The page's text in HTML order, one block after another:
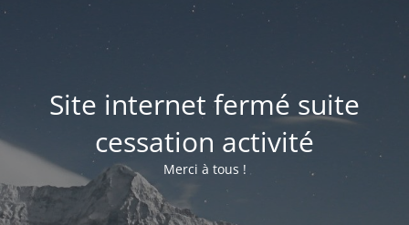
Site internet fermé suite
cessation activité
Merci à tous !